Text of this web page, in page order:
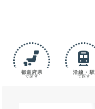
都道府県
で探す
沿線・駅
で探す